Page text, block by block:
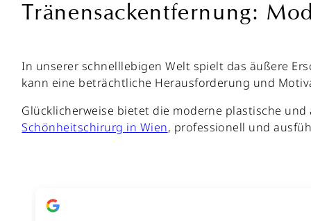
Tränensackentfernung:
In unserer schnelllebigen Welt spielt das äußere
kann eine beträchtliche Herausforderung und
Glücklicherweise bietet die moderne plastische
Schönheitschirurg in Wien, professionell und